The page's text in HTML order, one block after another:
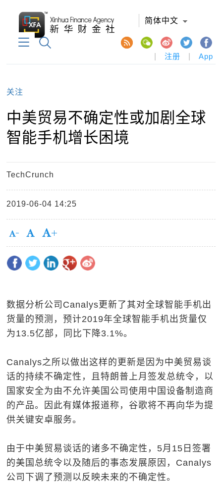
简体中文
注册 App
关注
中美贸易不确定性或加剧全球
智能手机增长困境
TechCrunch
2019-06-04 14:25
数据分析公司Canalys更新了其对全球智能手机出
货量的预测，预计2019年全球智能手机出货量仅
为13.5亿部，同比下降3.1%。
Canalys之所以做出这样的更新是因为中美贸易谈
话的持续不确定性，且特朗普上月签发总统令，以
国家安全为由不允许美国公司使用中国设备制造商
的产品。因此有媒体报道称，谷歌将不再向华为提
供关键安卓服务。
由于中美贸易谈话的诸多不确定性，5月15日签署
的美国总统令以及随后的事态发展原因，Canalys
公司下调了预测以反映未来的不确定性。